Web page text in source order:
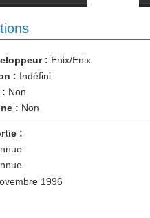
: Enix/Enix
: Indéfini
: Non
: Non
:
1996